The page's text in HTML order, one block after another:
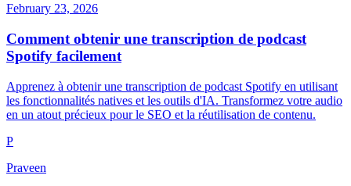
February 23, 2026
Comment obtenir une transcription de podcast
Spotify facilement
Apprenez à obtenir une transcription de podcast Spotify en utilisant
les fonctionnalités natives et les outils d'IA. Transformez votre audio
en un atout précieux pour le SEO et la réutilisation de contenu.
P
Praveen